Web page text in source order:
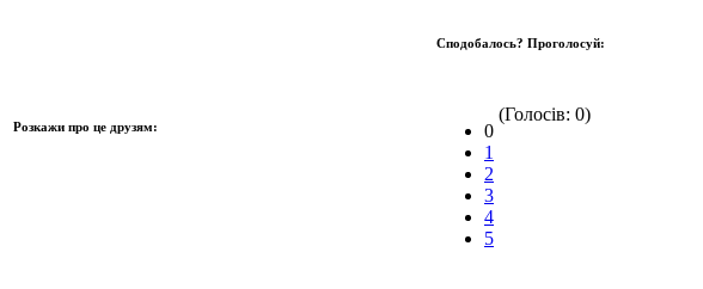
Розкажи про це друзям:
Сподобалось? Проголосуй:
0
1
2
3
4
5
(Голосів: 0)